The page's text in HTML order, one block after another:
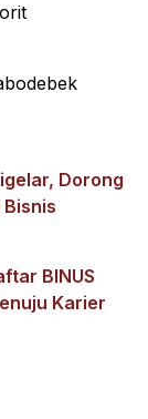
Dorong
Bisnis
BINUS
Karier